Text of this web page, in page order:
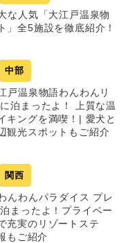
な人気「大江戸温泉物
」全5施設を徹底紹介！
中部
戸温泉物語わんわんリ
泊まったよ！ 上質な温
キングを満喫！| 愛犬と
観光スポットもご紹介
関西
んわんパラダイス プレ
まったよ！プライベー
充実のリゾートステ
もご紹介